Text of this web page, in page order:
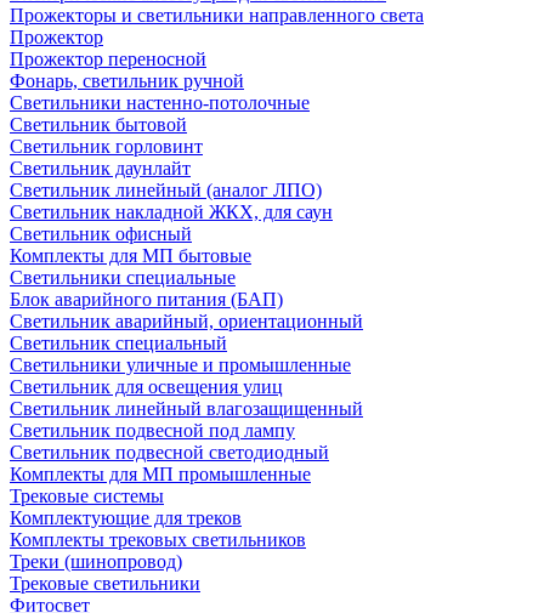
Прожекторы и светильники направленного света
Прожектор
Прожектор переносной
Фонарь, светильник ручной
Светильники настенно-потолочные
Светильник бытовой
Светильник горловинт
Светильник даунлайт
Светильник линейный (аналог ЛПО)
Светильник накладной ЖКХ, для саун
Светильник офисный
Комплекты для МП бытовые
Светильники специальные
Блок аварийного питания (БАП)
Светильник аварийный, ориентационный
Светильник специальный
Светильники уличные и промышленные
Светильник для освещения улиц
Светильник линейный влагозащищенный
Светильник подвесной под лампу
Светильник подвесной светодиодный
Комплекты для МП промышленные
Трековые системы
Комплектующие для треков
Комплекты трековых светильников
Треки (шинопровод)
Трековые светильники
Фитосвет